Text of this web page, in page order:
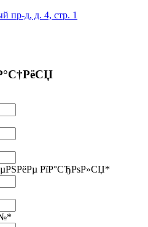
пр-д, д. 4, стр. 1
РїР°СЂРѕР»СЏ*
*